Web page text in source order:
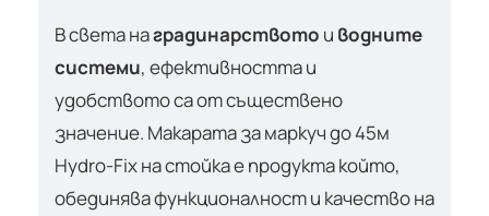
В света наградинарството и водните
системи, ефективността и
удобството са от съществено
значение. Макарата за маркуч до 45м
Hydro-Fix на стойка е продукта който,
обединява функционалност и качество на